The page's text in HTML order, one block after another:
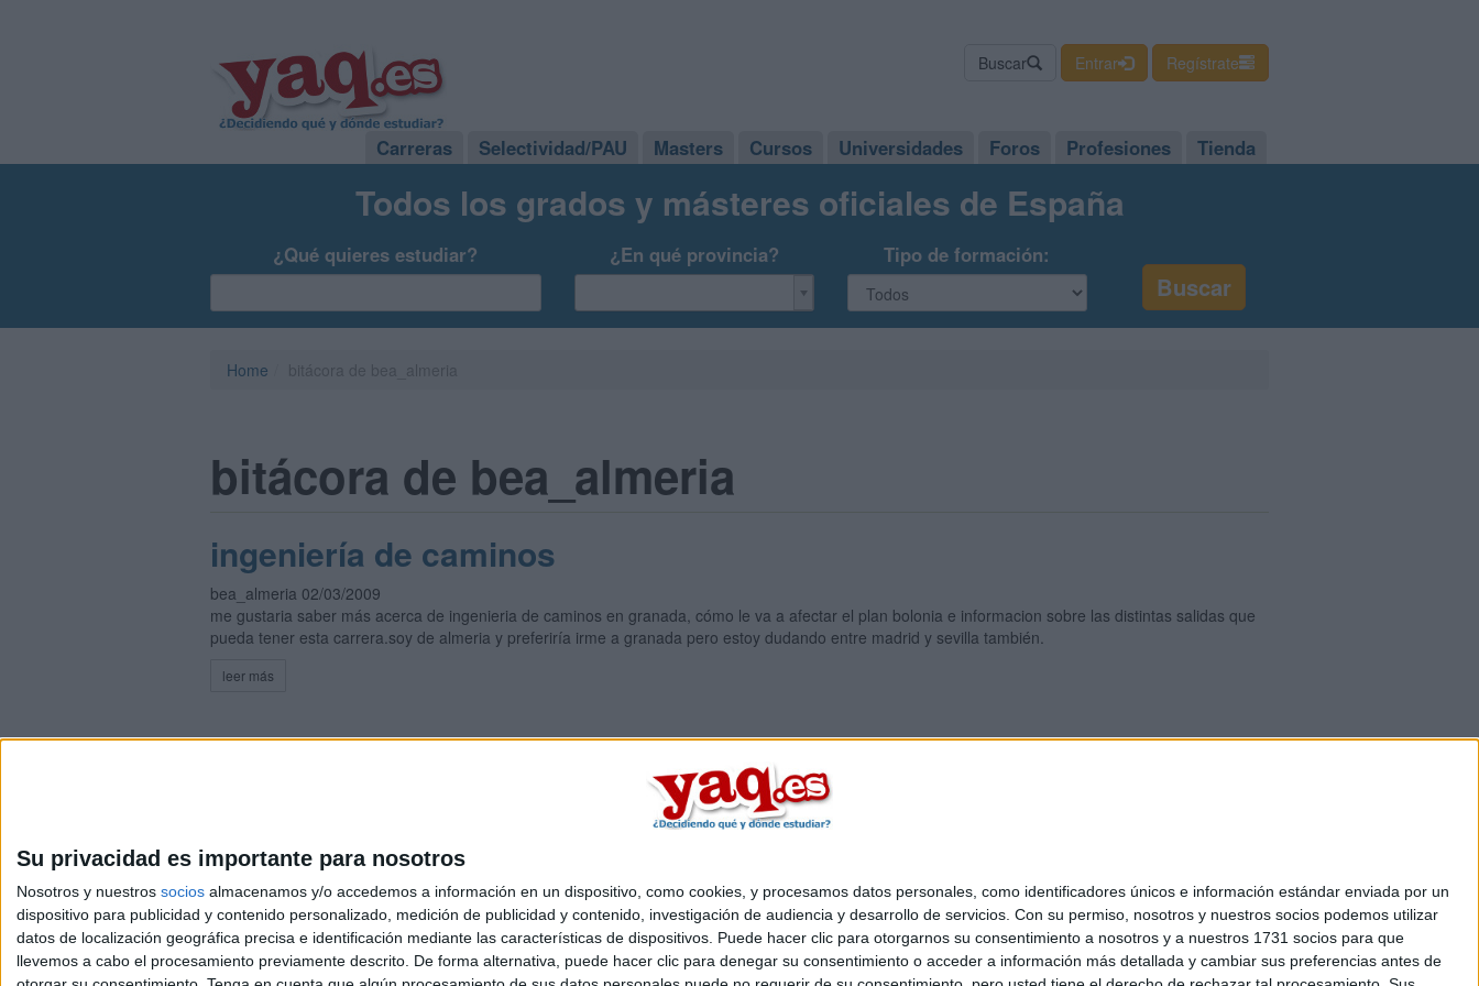
Su privacidad es importante para nosotros
Nosotros y nuestros socios almacenamos y/o accedemos a información en un dispositivo, como cookies, y procesamos datos personales, como identificadores únicos e información estándar enviada por un
dispositivo para publicidad y contenido personalizado, medición de publicidad y contenido, investigación de audiencia y desarrollo de servicios. Con su permiso, nosotros y nuestros socios podemos utilizar
datos de localización geográfica precisa e identificación mediante las características de dispositivos. Puede hacer clic para otorgarnos su consentimiento a nosotros y a nuestros 1731 socios para que
llevemos a cabo el procesamiento previamente descrito. De forma alternativa, puede hacer clic para denegar su consentimiento o acceder a información más detallada y cambiar sus preferencias antes de
Buscar Entrar Regístrate
Carreras Selectividad/PAU Masters Cursos Universidades Foros Profesiones Tienda
Todos los grados y másteres oficiales de España
¿Qué quieres estudiar? ¿En qué provincia? Tipo de formación:
Home
bitácora de bea_almeria
ingeniería de caminos
bea_almeria 02/03/2009
me gustaria saber más acerca de ingenieria de caminos en granada, cómo le va a afectar el plan bolonia e informacion sobre las distintas salidas que
pueda tener esta carrera.soy de almeria y preferiría irme a granada pero estoy dudando entre madrid y sevilla también.
leer más
© 2003-2026Compás Mediterráneo S.L.- Diego de León 47 - 28006 Madrid [ESPAÑA] - Tel. +34 91 593 2767